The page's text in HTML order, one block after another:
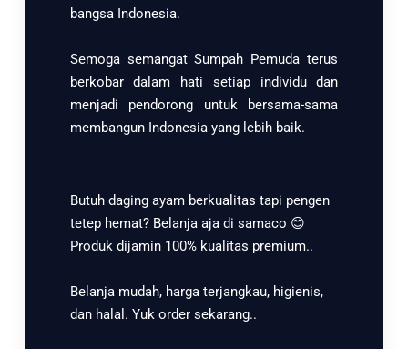
bangsa Indonesia.
Semoga semangat Sumpah Pemuda terus
berkobar dalam hati setiap individu dan
menjadi pendorong untuk bersama-sama
membangun Indonesia yang lebih baik.
Butuh daging ayam berkualitas tapi pengen
tetep hemat? Belanja aja di samaco 😊
Produk dijamin 100% kualitas premium..
Belanja mudah, harga terjangkau, higienis,
dan halal. Yuk order sekarang..